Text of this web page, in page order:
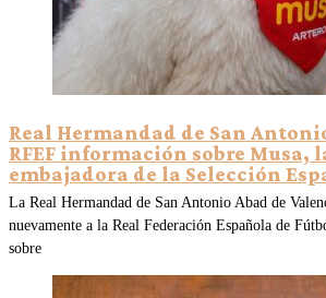
Real Hermandad de San
RFEF información sobre Musa,
embajadora de la Selección
La Real Hermandad de San Antonio Abad de
nuevamente a la Real Federación Española de
sobre